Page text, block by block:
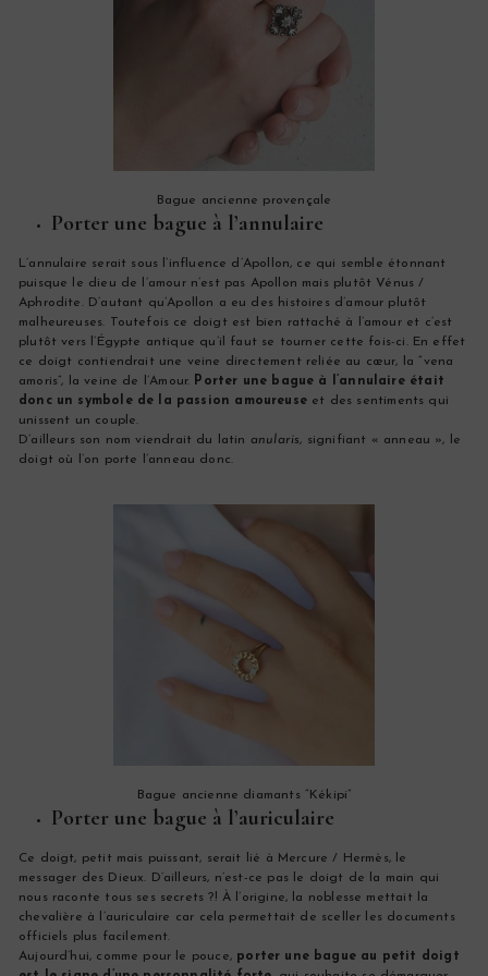
Bague ancienne provençale
Porter une bague à l’annulaire
L’annulaire serait sous l’influence d’Apollon, ce qui semble étonnant
puisque le dieu de l’amour n’est pas Apollon mais plutôt Vénus /
Aphrodite. D’autant qu’Apollon a eu des histoires d’amour plutôt
malheureuses. Toutefois ce doigt est bien rattaché à l’amour et c’est
plutôt vers l’Égypte antique qu’il faut se tourner cette fois-ci. En effet
ce doigt contiendrait une veine directement reliée au cœur, la “vena
amoris”, la veine de l’Amour. Porter une bague à l’annulaire était
donc un symbole de la passion amoureuse et des sentiments qui
unissent un couple.
D’ailleurs son nom viendrait du latin anularis, signifiant « anneau », le
doigt où l’on porte l’anneau donc.
Bague ancienne diamants “Kékipi”
Porter une bague à l’auriculaire
Ce doigt, petit mais puissant, serait lié à Mercure / Hermès, le
messager des Dieux. D’ailleurs, n’est-ce pas le doigt de la main qui
nous raconte tous ses secrets ?! À l’origine, la noblesse mettait la
chevalière à l’auriculaire car cela permettait de sceller les documents
officiels plus facilement.
Aujourd’hui, comme pour le pouce, porter une bague au petit doigt